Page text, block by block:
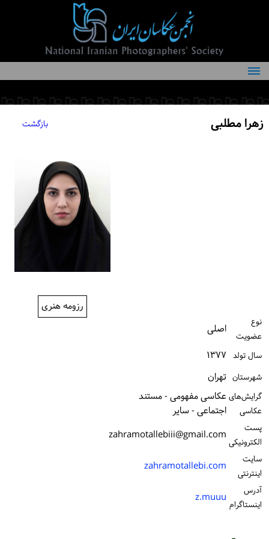
درباره انجمن
کمیته‌های انجمن
زهرا مطلبی بازگشت
رزومه هنری
نوع
عضویت
اصلی
سال تولد ۱۳۷۷
شهرستان تهران
گرایش‌های
عکاسی
عکاسی مفهومی - مستند
اجتماعی - سایر
پست
الكترونیكی zahramotallebiii@gmail.com
سایت
اینترنتی
zahramotallebi.com
آدرس
اینستاگرام z.muuu